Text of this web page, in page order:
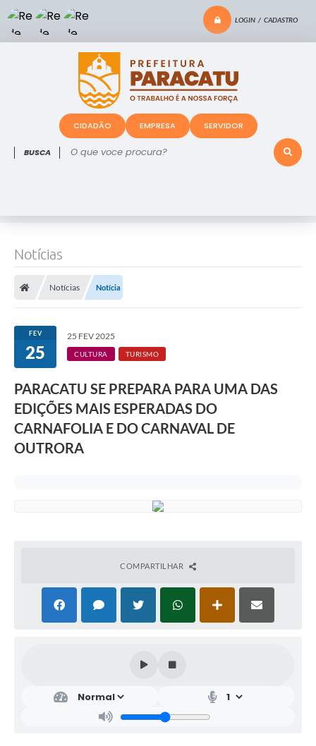
LOGIN / CADASTRO
O que voce procura?
CIDADÃO EMPRESA SERVIDOR
Notícias
Notícias Notícia
FEV
25
25 FEV 2025
CULTURA TURISMO
PARACATU SE PREPARA PARA UMA DAS
EDIÇÕES MAIS ESPERADAS DO
CARNAFOLIA E DO CARNAVAL DE
OUTRORA
COMPARTILHAR